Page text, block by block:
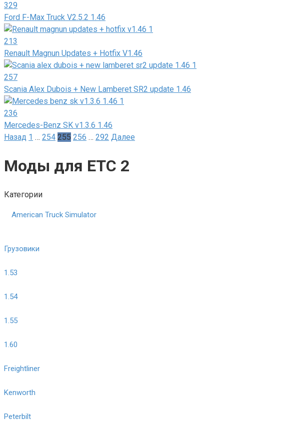
329
Ford F-Max Truck V2.5.2 1.46
213
Renault Magnun Updates + Hotfix V1.46
257
Scania Alex Dubois + New Lamberet SR2 update 1.46
236
Mercedes-Benz SK v1.3.6 1.46
Пагинация
Назад 1 … 254 255 256 … 292 Далее
Моды для ЕТС 2
Категории
American Truck Simulator
Грузовики
1.53
1.54
1.55
1.60
Freightliner
Kenworth
Peterbilt